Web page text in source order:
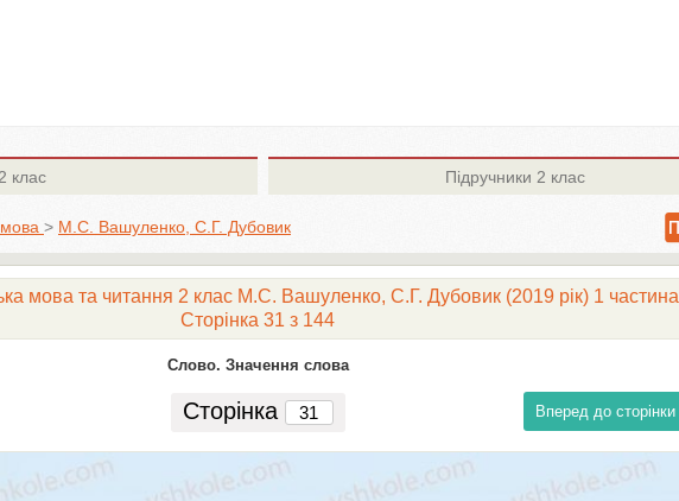
2 клас Підручники 2 клас
> М.С. Вашуленко, С.Г. Дубовик
мова та читання 2 клас М.С. Вашуленко, С.Г. Дубовик (2019 рік) 1 частина
Сторінка 31 з 144
Слово. Значення слова
Сторінка Вперед до сторінки